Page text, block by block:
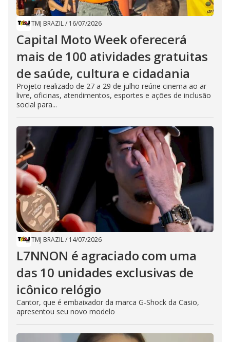
TMJ BRAZIL/ 16/07/2026
Capital Moto Week oferecerá
mais de 100 atividades gratuitas
de saúde, cultura e cidadania
Projeto realizado de 27 a 29 de julho reúne cinema ao ar
livre, oficinas, atendimentos, esportes e ações de inclusão
social para...
TMJ BRAZIL/ 14/07/2026
L7NNON é agraciado com uma
das 10 unidades exclusivas de
icônico relógio
Cantor, que é embaixador da marca G-Shock da Casio,
apresentou seu novo modelo